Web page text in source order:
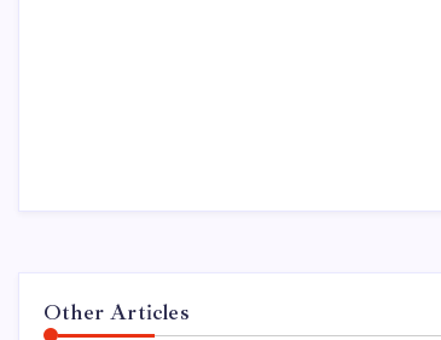
Other Articles